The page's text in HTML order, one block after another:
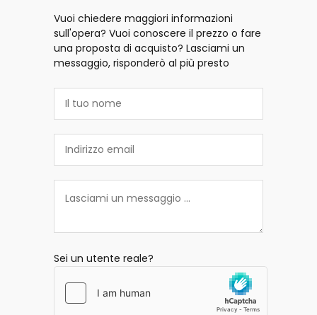
Vuoi chiedere maggiori informazioni
sull'opera? Vuoi conoscere il prezzo o fare
una proposta di acquisto? Lasciami un
messaggio, risponderò al più presto
Sei un utente reale?